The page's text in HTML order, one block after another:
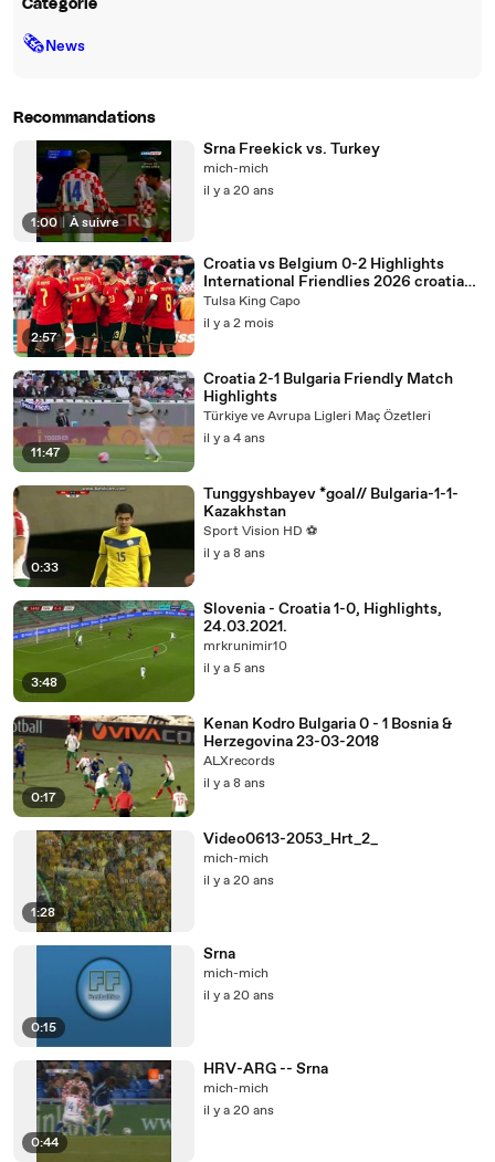
Catégorie
🗞News
Recommandations
1:00 À suivre
Srna Freekick vs. Turkey
mich-mich
il y a 20 ans
2:57
Croatia vs Belgium 0-2 Highlights
International Friendlies 2026 croatia
belgium
Tulsa King Capo
il y a 2 mois
11:47
Croatia 2-1 Bulgaria Friendly Match
Highlights
Türkiye ve Avrupa Ligleri Maç Özetleri
il y a 4 ans
0:33
Tunggyshbayev *goal// Bulgaria-1-1-
Kazakhstan
Sport Vision HD ⚽
il y a 8 ans
3:48
Slovenia - Croatia 1-0, Highlights,
24.03.2021.
mrkrunimir10
il y a 5 ans
0:17
Kenan Kodro Bulgaria 0 - 1 Bosnia &
Herzegovina 23-03-2018
ALXrecords
il y a 8 ans
1:28
Video0613-2053_Hrt_2_
mich-mich
il y a 20 ans
0:15
Srna
mich-mich
il y a 20 ans
0:44
HRV-ARG -- Srna
mich-mich
il y a 20 ans